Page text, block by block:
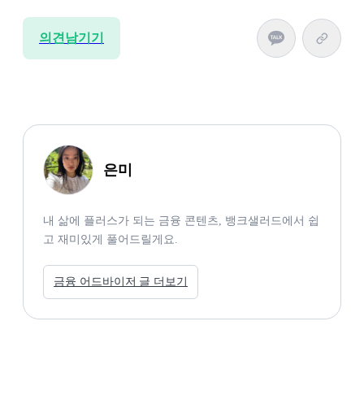
의견남기기
은미
내 삶에 플러스가 되는 금융 콘텐츠, 뱅크샐러드에서 쉽
고 재미있게 풀어드릴게요.
금융 어드바이저 글 더보기